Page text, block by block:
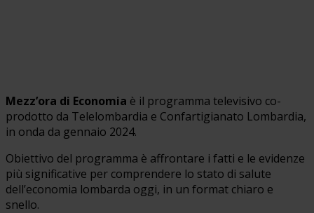
Mezz’ora di Economia è il programma televisivo co-
prodotto da Telelombardia e Confartigianato Lombardia,
in onda da gennaio 2024.
Obiettivo del programma è affrontare i fatti e le evidenze
più significative per comprendere lo stato di salute
dell’economia lombarda oggi, in un format chiaro e
snello.